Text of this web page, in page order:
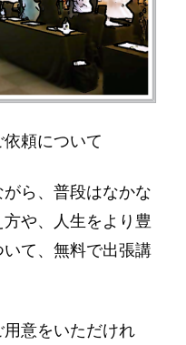
頼について
ら、普段はなかな
や、人生をより豊
て、無料で出張講
意をいただけれ